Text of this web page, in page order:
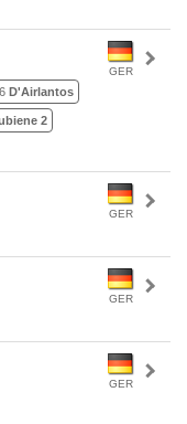
GER
D'Airlantos
2
GER
GER
GER